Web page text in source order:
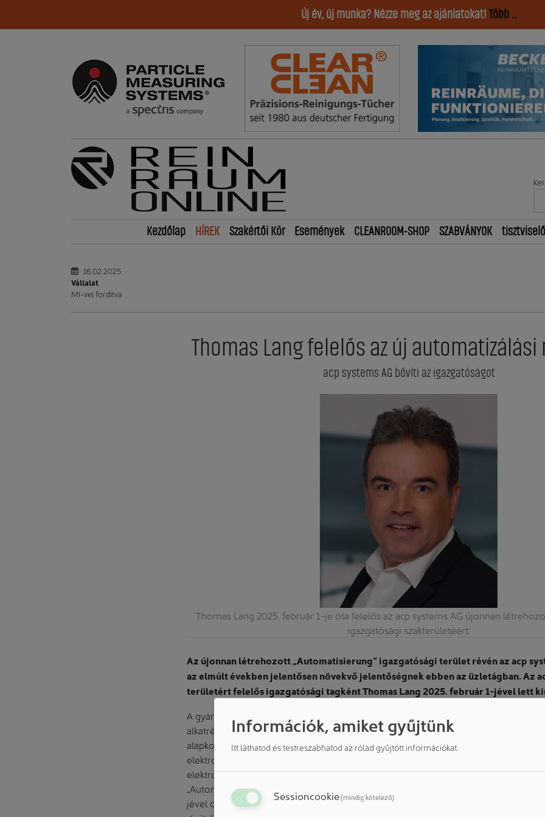
Új év, új munka? Nézze meg az ajánlatokat! Több ...
Kezdőlap HÍREK Szakértői Kör Események CLEANROOM-SHOP SZABVÁNYOK tisztviselő
16.02.2025
Vállalat
MI-vel fordítva
Thomas Lang felelős az új automatizálási
acp systems AG bővíti az igazgatóságot
Thomas Lang 2025. február 1-je óta felelős az acp systems AG újonnan
igazgatósági szakterületéért.
Az újonnan létrehozott „Automatisierung” igazgatósági terület révén az acp
az elmúlt években jelentősen növekvő jelentőségnek ebben az üzletágban. Az
területért felelős igazgatósági tagként Thomas Lang 2025. február 1-jével lett
A gyártási folyamatok ügyfélspecifikus automatizálása a technológiák mellett, mint
alkatrész- és felületkezelés reciklált CO2-val, valamint a mikrodózis alkalmazása,
alapkompetenciái közé tartozik. Innovatív automatizálási megoldások révén, többek
elektronika- és akkumulátorgyártás, orvosi- és mikrotechnológia, energiaipar és
elektronika területén, ez az üzletág az elmúlt években jelentősen növekedett. Ez a
„Automatisierung” néven létrehozott igazgatósági területet, amelyhez Thomas
jével csatlakozott az igazgatósághoz. Ez összefogja az automatizált kezelési és
Információk, amiket gyűjtünk
Itt láthatod és testreszabhatod az rólad gyűjtött információkat.
Sessioncookie(mindig kötelező)